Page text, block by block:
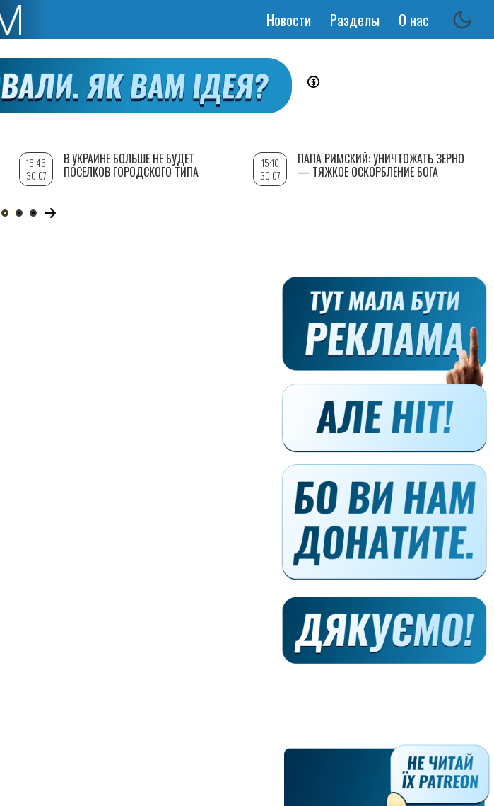
Основная
Новости Разделы О нас
16:45
30.07
В УКРАИНЕ БОЛЬШЕ НЕ БУДЕТ
ПОСЕЛКОВ ГОРОДСКОГО ТИПА
15:10
30.07
ПАПА РИМСКИЙ: УНИЧТОЖАТЬ ЗЕРНО
— ТЯЖКОЕ ОСКОРБЛЕНИЕ БОГА